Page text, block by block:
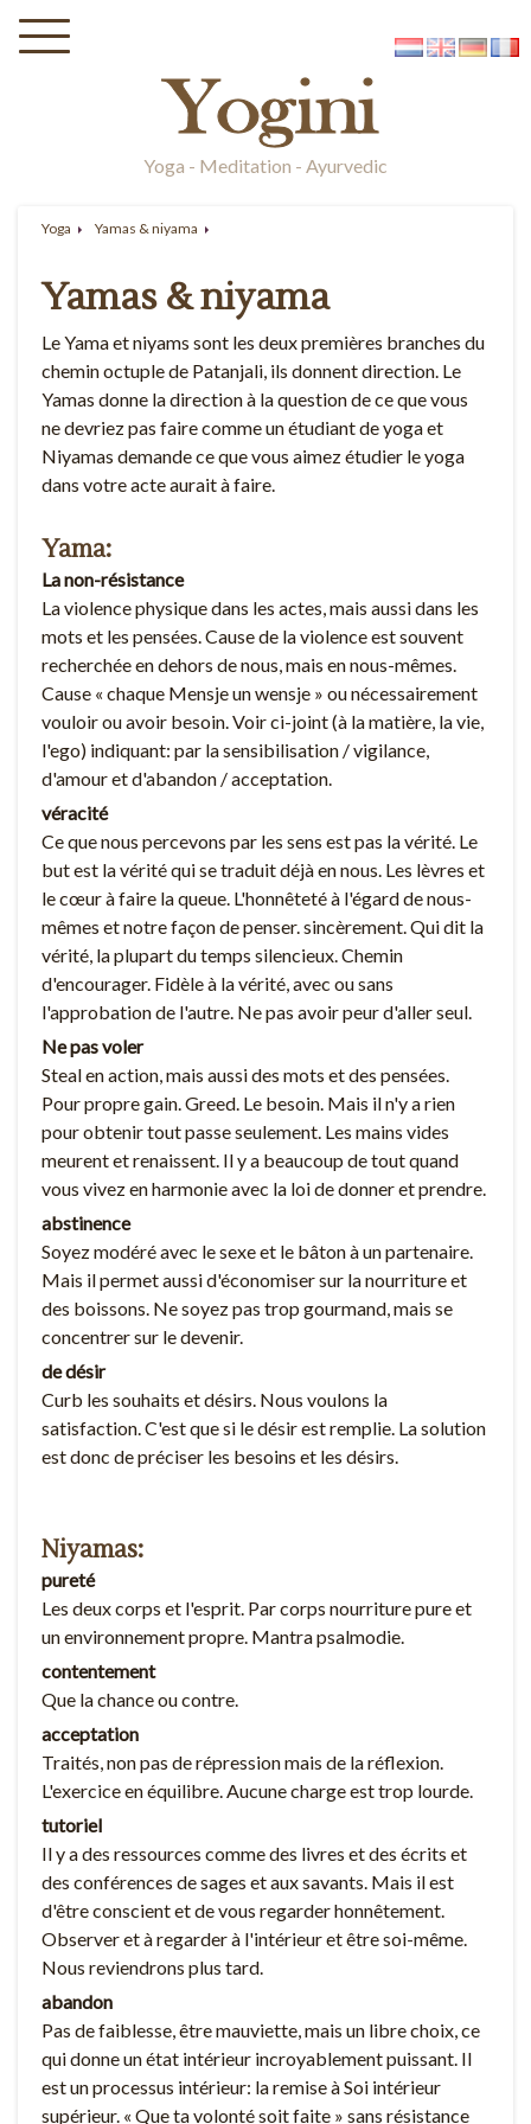
Yoga - Meditation - Ayurvedic
Yoga Yamas & niyama
Yamas & niyama
Le Yama et niyams sont les deux premières branches du
chemin octuple de Patanjali, ils donnent direction. Le
Yamas donne la direction à la question de ce que vous
ne devriez pas faire comme un étudiant de yoga et
Niyamas demande ce que vous aimez étudier le yoga
dans votre acte aurait à faire.
Yama:
La non-résistance
La violence physique dans les actes, mais aussi dans les
mots et les pensées. Cause de la violence est souvent
recherchée en dehors de nous, mais en nous-mêmes.
Cause « chaque Mensje un wensje » ou nécessairement
vouloir ou avoir besoin. Voir ci-joint (à la matière, la vie,
l'ego) indiquant: par la sensibilisation / vigilance,
d'amour et d'abandon / acceptation.
véracité
Ce que nous percevons par les sens est pas la vérité. Le
but est la vérité qui se traduit déjà en nous. Les lèvres et
le cœur à faire la queue. L'honnêteté à l'égard de nous-
mêmes et notre façon de penser. sincèrement. Qui dit la
vérité, la plupart du temps silencieux. Chemin
d'encourager. Fidèle à la vérité, avec ou sans
l'approbation de l'autre. Ne pas avoir peur d'aller seul.
Ne pas voler
Steal en action, mais aussi des mots et des pensées.
Pour propre gain. Greed. Le besoin. Mais il n'y a rien
pour obtenir tout passe seulement. Les mains vides
meurent et renaissent. Il y a beaucoup de tout quand
vous vivez en harmonie avec la loi de donner et prendre.
abstinence
Soyez modéré avec le sexe et le bâton à un partenaire.
Mais il permet aussi d'économiser sur la nourriture et
des boissons. Ne soyez pas trop gourmand, mais se
concentrer sur le devenir.
de désir
Curb les souhaits et désirs. Nous voulons la
satisfaction. C'est que si le désir est remplie. La solution
est donc de préciser les besoins et les désirs.
Niyamas:
pureté
Les deux corps et l'esprit. Par corps nourriture pure et
un environnement propre. Mantra psalmodie.
contentement
Que la chance ou contre.
acceptation
Traités, non pas de répression mais de la réflexion.
L'exercice en équilibre. Aucune charge est trop lourde.
tutoriel
Il y a des ressources comme des livres et des écrits et
des conférences de sages et aux savants. Mais il est
d'être conscient et de vous regarder honnêtement.
Observer et à regarder à l'intérieur et être soi-même.
Nous reviendrons plus tard.
abandon
Pas de faiblesse, être mauviette, mais un libre choix, ce
qui donne un état intérieur incroyablement puissant. Il
est un processus intérieur: la remise à Soi intérieur
supérieur. « Que ta volonté soit faite » sans résistance